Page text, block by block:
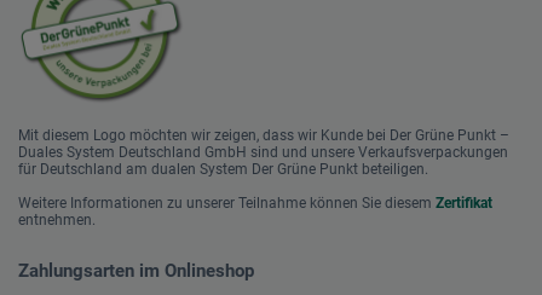
Mit diesem Logo möchten wir zeigen, dass wir Kunde bei Der Grüne Punkt –
Duales System Deutschland GmbH sind und unsere Verkaufsverpackungen
für Deutschland am dualen System Der Grüne Punkt beteiligen.
Weitere Informationen zu unserer Teilnahme können Sie diesem Zertifikat
entnehmen.
Zahlungsarten im Onlineshop